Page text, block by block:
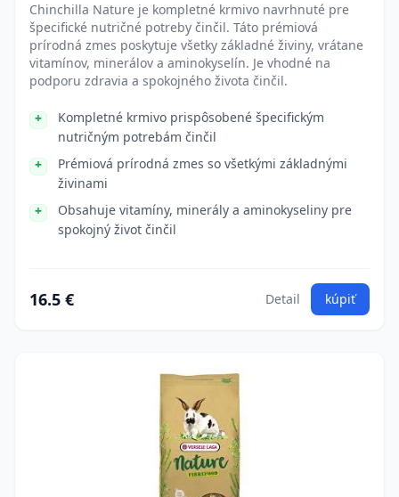
Chinchilla Nature je kompletné krmivo navrhnuté pre
špecifické nutričné potreby činčil. Táto prémiová
prírodná zmes poskytuje všetky základné živiny, vrátane
vitamínov, minerálov a aminokyselín. Je vhodné na
podporu zdravia a spokojného života činčil.
Kompletné krmivo prispôsobené špecifickým
nutričným potrebám činčil
Prémiová prírodná zmes so všetkými základnými
živinami
Obsahuje vitamíny, minerály a aminokyseliny pre
spokojný život činčil
16.5 € Detail kúpiť